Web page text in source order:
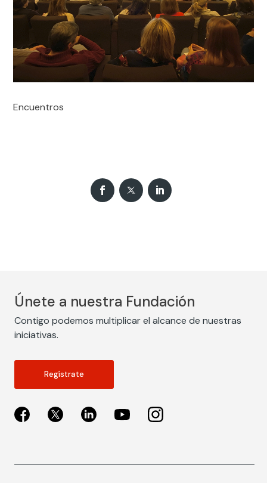
Encuentros
Únete a nuestra Fundación
Contigo podemos multiplicar el alcance de nuestras
iniciativas.
Regístrate